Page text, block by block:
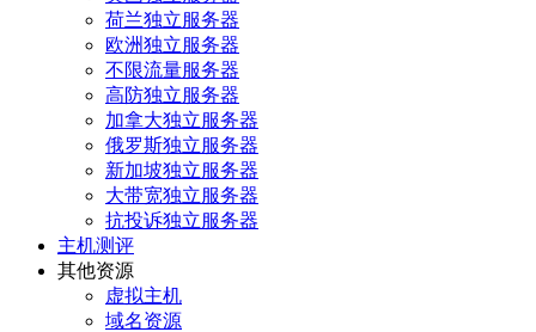
荷兰独立服务器
欧洲独立服务器
不限流量服务器
高防独立服务器
加拿大独立服务器
俄罗斯独立服务器
新加坡独立服务器
大带宽独立服务器
抗投诉独立服务器
主机测评
其他资源
虚拟主机
域名资源